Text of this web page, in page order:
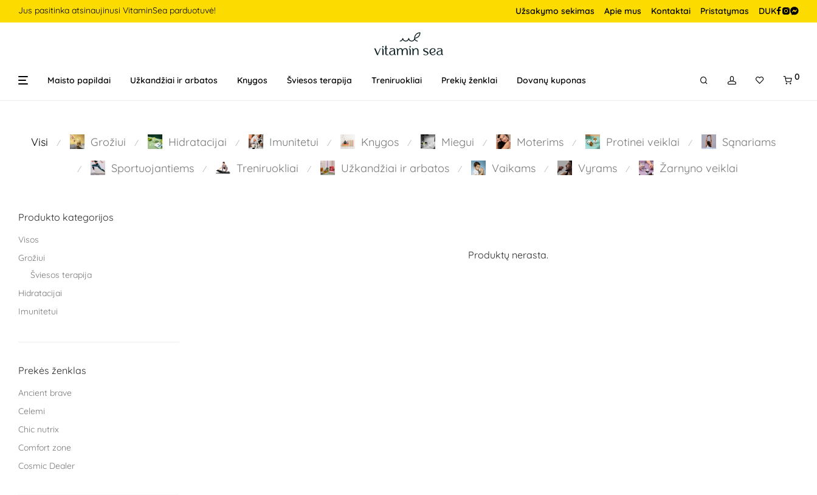
Jus pasitinka atsinaujinusi VitaminSea parduotuvė! Užsakymo sekimas Apie mus Kontaktai Pristatymas DUK
Maisto papildai Užkandžiai ir arbatos Knygos Šviesos terapija Treniruokliai Prekių ženklai Dovanų kuponas 0
Visi ⁄ Grožiui ⁄ Hidratacijai ⁄ Imunitetui ⁄ Knygos ⁄ Miegui ⁄ Moterims ⁄ Protinei veiklai ⁄ Sąnariams
⁄ Sportuojantiems ⁄ Treniruokliai ⁄ Užkandžiai ir arbatos ⁄ Vaikams ⁄ Vyrams ⁄ Žarnyno veiklai
Produkto kategorijos
Visos
Grožiui
Šviesos terapija
Hidratacijai
Imunitetui
Moterims
Prekės ženklas
Ancient brave
Celemi
Chic nutrix
Comfort zone
Cosmic Dealer
Produktų nerasta.